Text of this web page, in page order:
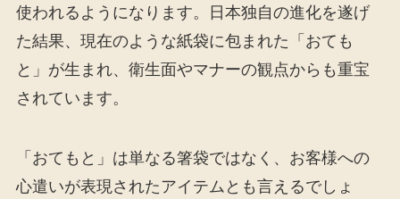
使われるようになります。日本独自の進化を遂げ
た結果、現在のような紙袋に包まれた「おても
と」が生まれ、衛生面やマナーの観点からも重宝
されています。
「おてもと」は単なる箸袋ではなく、お客様への
心遣いが表現されたアイテムとも言えるでしょ